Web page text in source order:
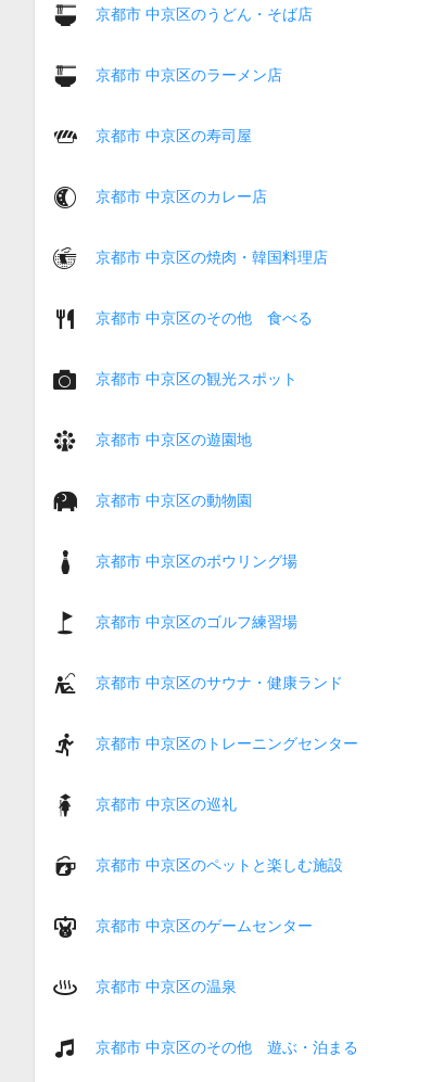
京都市 中京区のうどん・そば店
京都市 中京区のラーメン店
京都市 中京区の寿司屋
京都市 中京区のカレー店
京都市 中京区の焼肉・韓国料理店
京都市 中京区のその他 食べる
京都市 中京区の観光スポット
京都市 中京区の遊園地
京都市 中京区の動物園
京都市 中京区のボウリング場
京都市 中京区のゴルフ練習場
京都市 中京区のサウナ・健康ランド
京都市 中京区のトレーニングセンター
京都市 中京区の巡礼
京都市 中京区のペットと楽しむ施設
京都市 中京区のゲームセンター
京都市 中京区の温泉
京都市 中京区のその他 遊ぶ・泊まる